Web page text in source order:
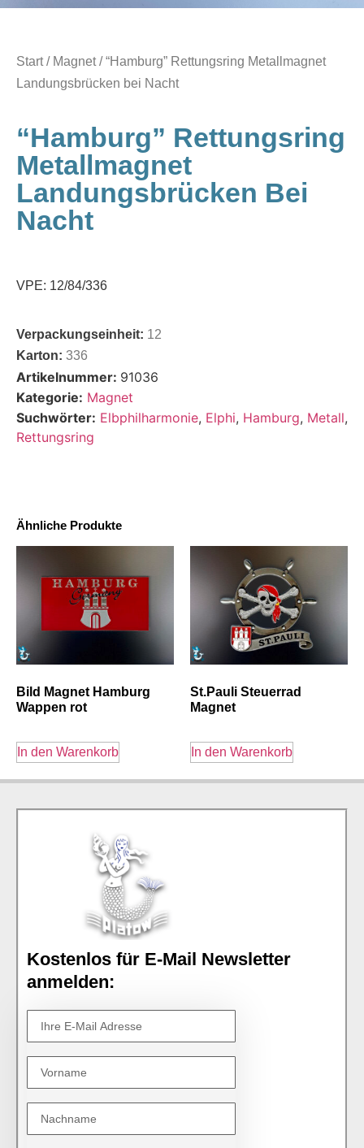
Start/ Magnet/ “Hamburg” Rettungsring Metallmagnet
Landungsbrücken bei Nacht
“Hamburg” Rettungsring
Metallmagnet
Landungsbrücken Bei
Nacht
VPE: 12/84/336
Verpackungseinheit: 12
Karton: 336
Artikelnummer: 91036
Kategorie: Magnet
Suchwörter: Elbphilharmonie, Elphi, Hamburg, Metall,
Rettungsring
Ähnliche Produkte
Bild Magnet Hamburg
Wappen rot
In den Warenkorb
St.Pauli Steuerrad
Magnet
In den Warenkorb
Kostenlos für E-Mail Newsletter
anmelden: